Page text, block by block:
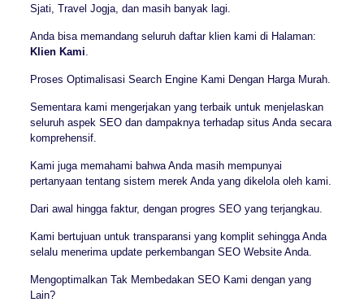
Sjati, Travel Jogja, dan masih banyak lagi.
Anda bisa memandang seluruh daftar klien kami di Halaman:
Klien Kami
Proses Optimalisasi Search Engine Kami Dengan Harga Murah.
Sementara kami mengerjakan yang terbaik untuk menjelaskan
seluruh aspek SEO dan dampaknya terhadap situs Anda secara
komprehensif.
Kami juga memahami bahwa Anda masih mempunyai
pertanyaan tentang sistem merek Anda yang dikelola oleh kami.
Dari awal hingga faktur, dengan progres SEO yang terjangkau.
Kami bertujuan untuk transparansi yang komplit sehingga Anda
selalu menerima update perkembangan SEO Website Anda.
Mengoptimalkan Tak Membedakan SEO Kami dengan yang
Lain?